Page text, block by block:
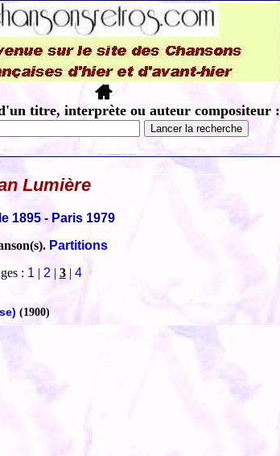
titre, interprète ou auteur compositeur :
Lumière
1895 - Paris 1979
Partitions
: 1 | 2 | 3| 4
(1900)